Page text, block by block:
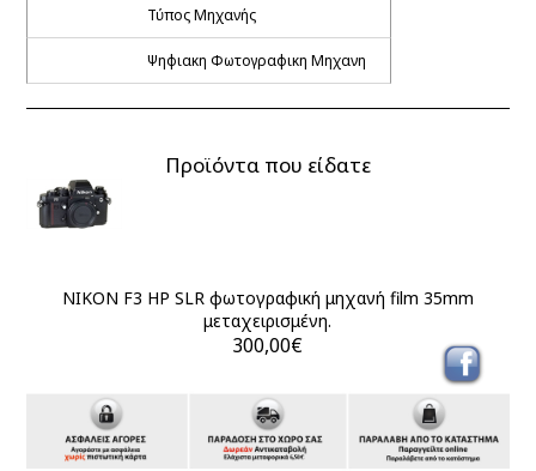
Τύπος Μηχανής
Ψηφιακη Φωτογραφικη Μηχανη
Προϊόντα που είδατε
NIKON F3 HP SLR φωτογραφική μηχανή film 35mm
μεταχειρισμένη.
300,00€